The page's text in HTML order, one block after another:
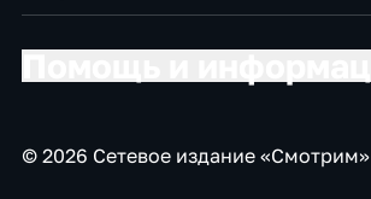
© 2026 Сетевое издание «Смотрим»